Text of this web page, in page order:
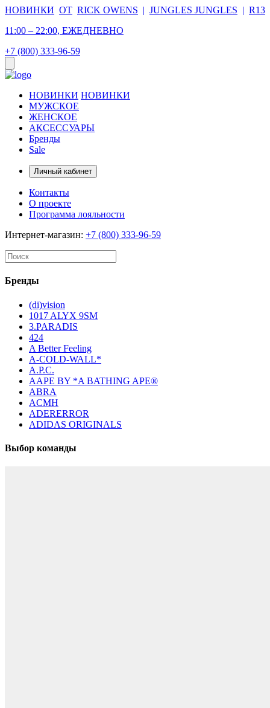
НОВИНКИ ОТ RICK OWENS | JUNGLES JUNGLES | R13
11:00 – 22:00, ЕЖЕДНЕВНО
+7 (800) 333-96-59
НОВИНКИ НОВИНКИ
МУЖСКОЕ
ЖЕНСКОЕ
АКСЕССУАРЫ
Бренды
Sale
Личный кабинет
Контакты
О проекте
Программа лояльности
Интернет-магазин: +7 (800) 333-96-59
Бренды
(di)vision
1017 ALYX 9SM
3.PARADIS
424
A Better Feeling
A-COLD-WALL*
A.P.C.
AAPE BY *A BATHING APE®
ABRA
ACMH
ADERERROR
ADIDAS ORIGINALS
Выбор команды